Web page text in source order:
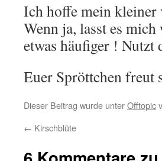
Ich hoffe mein kleiner
Wenn ja, lasst es
etwas häufiger !
Euer Spröttchen
Dieser Beitrag wurde unterOfftopic
← Kirschblüte